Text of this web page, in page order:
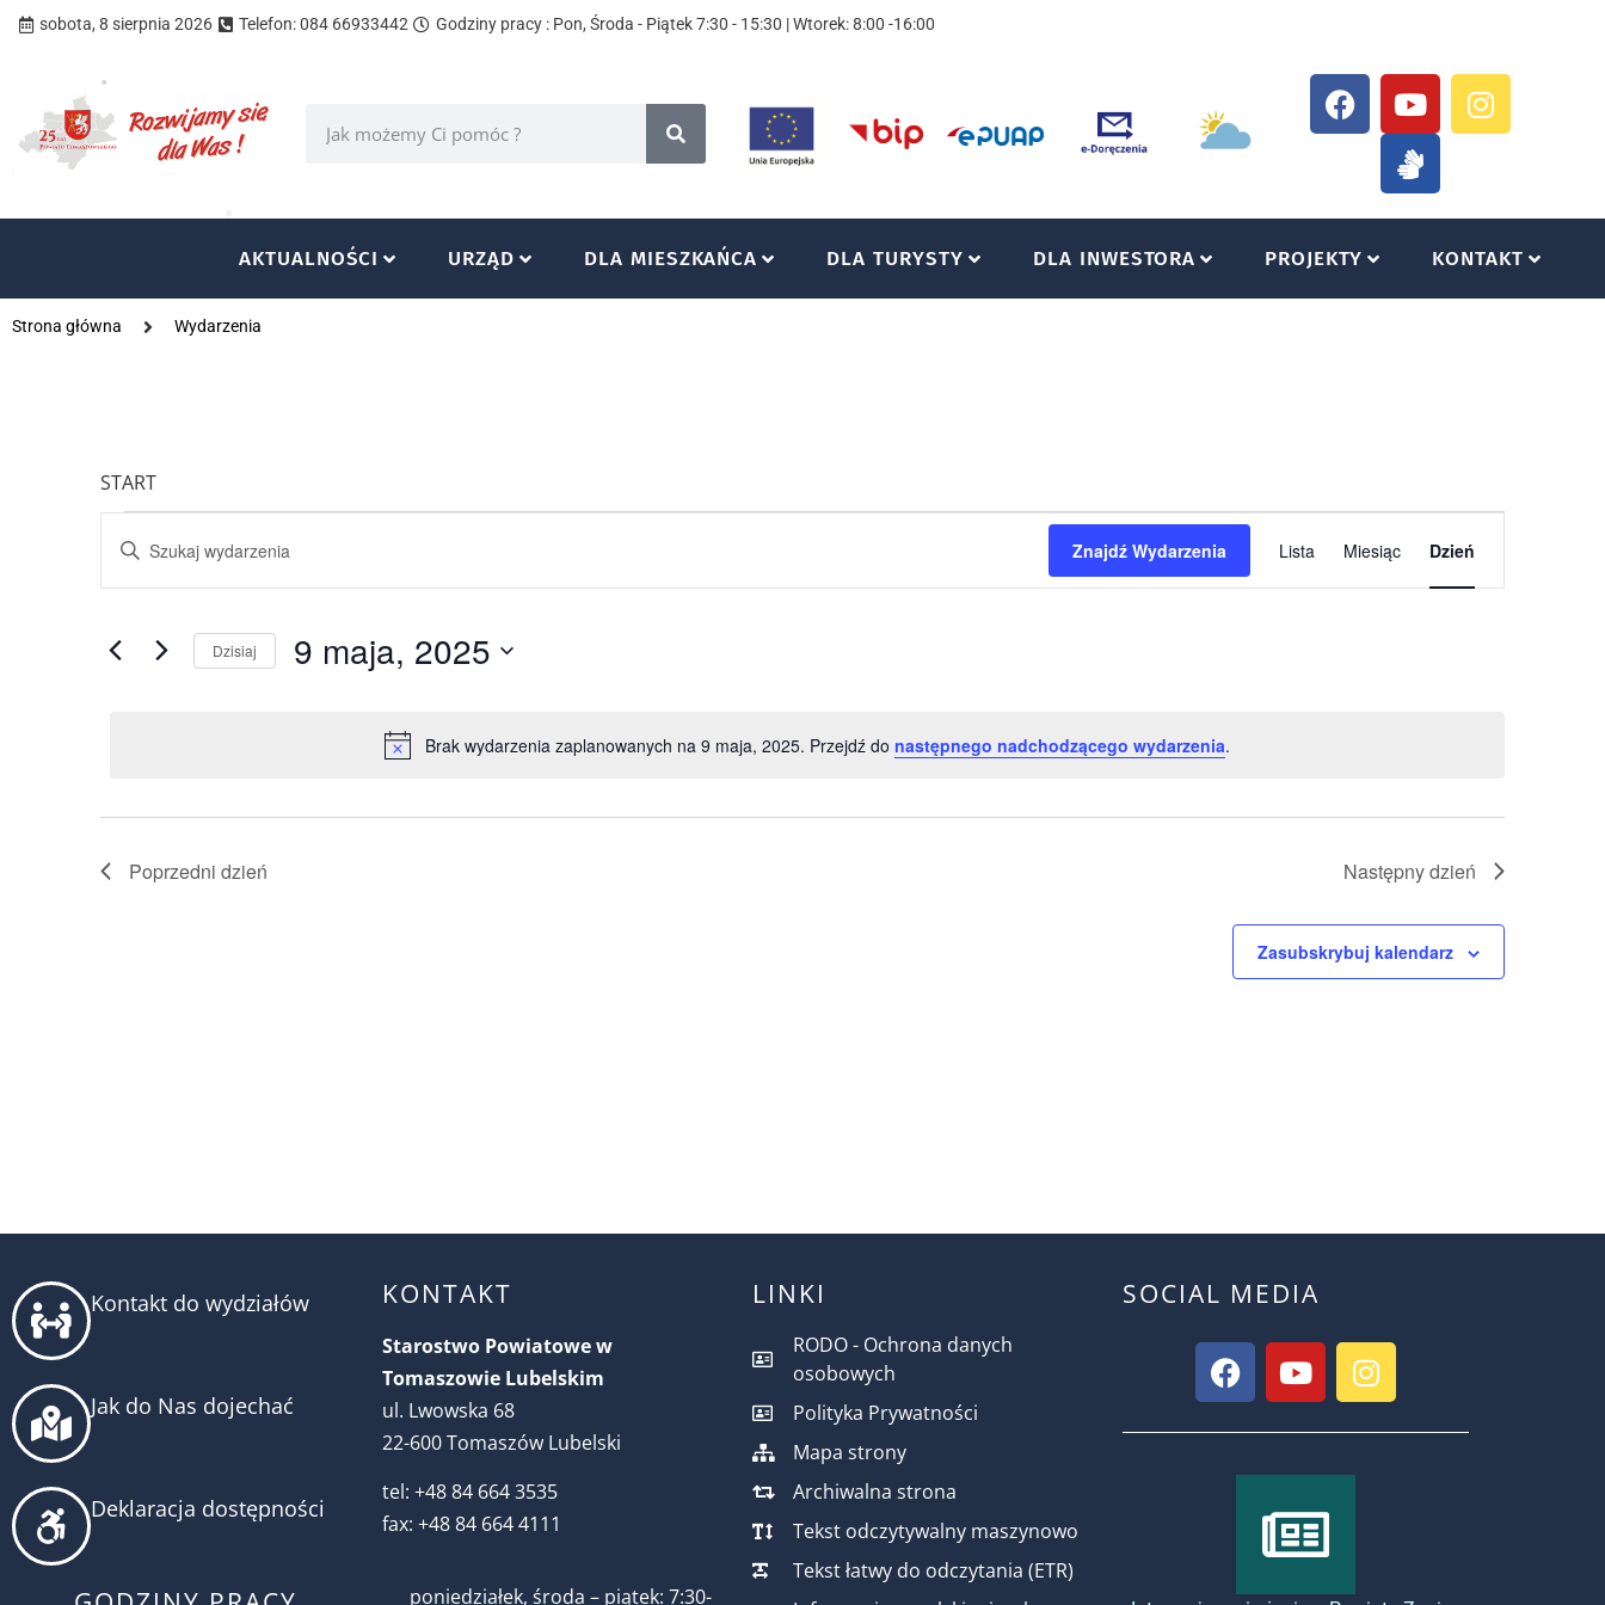
sobota, 8 sierpnia 2026 Telefon: 084 66933442 Godziny pracy : Pon, Środa - Piątek 7:30 - 15:30 | Wtorek: 8:00 -16:00
AKTUALNOŚCI URZĄD DLA MIESZKAŃCA DLA TURYSTY DLA INWESTORA PROJEKTY KONTAKT
Strona główna Wydarzenia
START
Powiadomienie
Brak wydarzenia zaplanowanych na 9 maja, 2025. Przejdź do następnego nadchodzącego wydarzenia.
Wydarzenia
Nawigacja
wyszukiwaniu
Wpisz
słowo
Szukaj
kluczowego
Wydarzenia.
Znajdź Wydarzenia
Widoki
Lista Miesiąc Dzień
Dzisiaj 9 maja, 2025
Poprzedni dzień Następny dzień
Zasubskrybuj kalendarz
Kontakt do wydziałów
Jak do Nas dojechać
Deklaracja dostępności
KONTAKT
Starostwo Powiatowe w
Tomaszowie Lubelskim
ul. Lwowska 68
22-600 Tomaszów Lubelski
tel: +48 84 664 3535
fax: +48 84 664 4111
poniedziałek, środa – piątek: 7:30-
LINKI
RODO - Ochrona danych
osobowych
Polityka Prywatności
Mapa strony
Archiwalna strona
Tekst odczytywalny maszynowo
Tekst łatwy do odczytania (ETR)
SOCIAL MEDIA